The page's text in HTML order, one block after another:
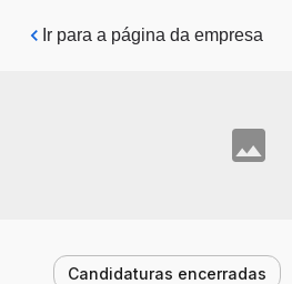
Pular para o conteúdo principal
Ir para a página da empresa
Candidaturas encerradas